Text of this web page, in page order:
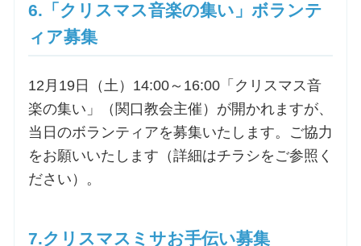
6.「クリスマス音楽の集い」ボランテ
ィア募集
12月19日（土）14:00～16:00「クリスマス音
楽の集い」（関口教会主催）が開かれますが、
当日のボランティアを募集いたします。ご協力
をお願いいたします（詳細はチラシをご参照く
ださい）。
7.クリスマスミサお手伝い募集